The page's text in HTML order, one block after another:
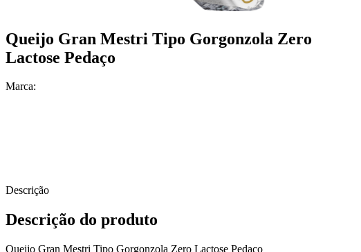
Queijo Gran Mestri Tipo Gorgonzola Zero
Lactose Pedaço
Marca:
Descrição
Descrição do produto
Queijo Gran Mestri Tipo Gorgonzola Zero Lactose Pedaço